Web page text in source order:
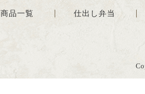
商品一覧 仕出し弁当